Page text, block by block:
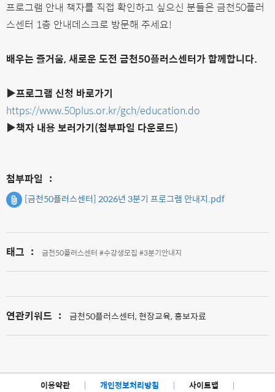
프로그램 안내 책자를 직접 확인하고 싶으신 분들은 금천50플러
스센터 1층 안내데스크로 방문해 주세요!
배우는 즐거움, 새로운 도전 금천50플러스센터가 함께합니다.
▶프로그램 신청 바로가기
https://www.50plus.or.kr/gch/education.do
▶책자 내용 보러가기(첨부파일 다운로드)
첨부파일 :
[금천50플러스센터] 2026년 3분기 프로그램 안내지.pdf
태그 : 금천50플러스센터 #수강생모집 #3분기안내지
연관키워드 : 금천50플러스센터, 현장교육, 홍보자료
이용약관 | 개인정보처리방침 | 사이트맵
|